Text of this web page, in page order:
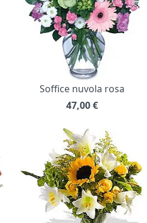
Soffice nuvola rosa
47,00€